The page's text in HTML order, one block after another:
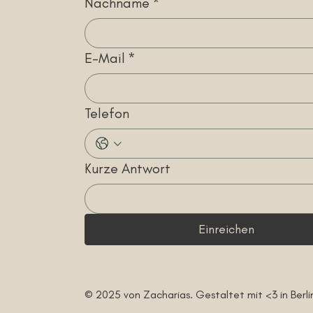
E-Mail *
Telefon
Kurze Antwort
Einreichen
© 2025 von Zacharias. Gestaltet mit <3 in